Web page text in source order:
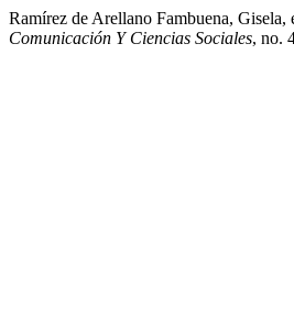
Ramírez de Arellano Fambuena, Gisela,
Comunicación Y Ciencias Sociales, no.